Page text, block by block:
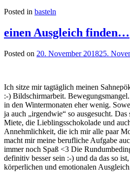
Posted in basteln
einen Ausgleich finden…
Posted on 20. November 201825.
Ich sitze mir tagtäglich meinen
:-) Bildschirmarbeit.
in den Wintermonaten eher wenig.
ja auch „irgendwie“ so ausgesucht.
Miete, die Lieblingsschokolade und
Annehmlichkeit, die ich mir alle paar
macht mir meine berufliche Aufgabe
immer noch Spaß <3 Die
definitiv besser sein :-) und da das so
körperlichen und emotionalen